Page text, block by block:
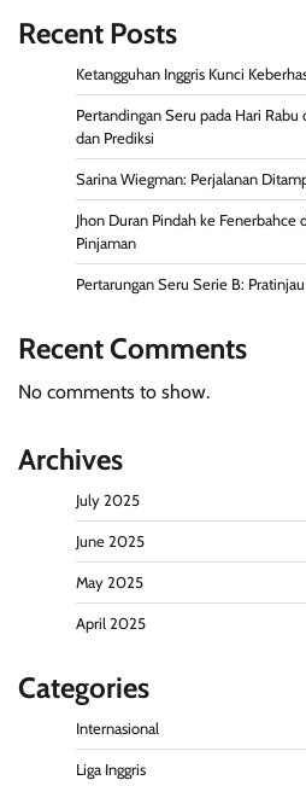
Recent Posts
Ketangguhan Inggris Kunci
Pertandingan Seru pada Hari Rabu
dan Prediksi
Sarina Wiegman: Perjalanan
Jhon Duran Pindah ke Fenerbahce
Pinjaman
Pertarungan Seru Serie B:
Recent Comments
No comments to show.
Archives
July 2025
June 2025
May 2025
April 2025
Categories
Internasional
Liga Inggris